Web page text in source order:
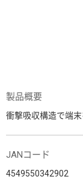
製品概要
衝撃吸収構造で端末
JANコード
4549550342902